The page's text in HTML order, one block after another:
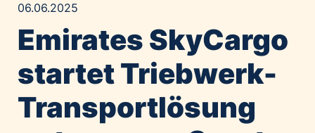
Alawyer
Amadeus Austrian Music Awards
Constantia Flexibles
Costa Kreuzfahrten
06.06.2025
Emirates SkyCargo
startet Triebwerk-
Transportlösung